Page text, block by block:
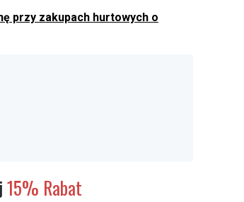
przy zakupach hurtowych o
15% Rabat